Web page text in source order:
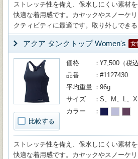
ストレッチ性を備え、保水しにくい素材
快適な着用感です。カヤックやスノーケ
クティビティに最適です。取り外しできる
アクア タンクトップ Women's 女
比較する
価格
¥7,500（税込
品番
#1127430
平均重量
96g
サイズ
S、M、L、
カラー
ストレッチ性を備え、保水しにくい素材
快適な着用感です。カヤックやスノーケ